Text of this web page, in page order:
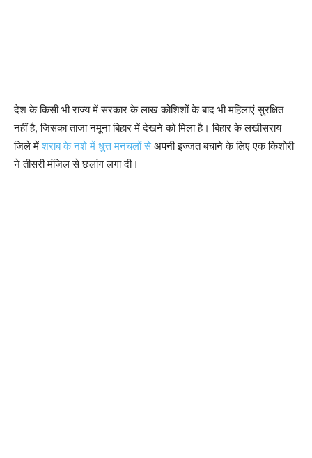
देश के किसी भी राज्य में सरकार के लाख कोशिशों के बाद भी महिलाएं सुरक्षित
नहीं है, जिसका ताजा नमूना बिहार में देखने को मिला है। बिहार के लखीसराय
जिले मेंशराब के नशे में धुत्त मनचलों सेअपनी इज्जत बचाने के लिए एक किशोरी
ने तीसरी मंजिल से छलांग लगा दी।